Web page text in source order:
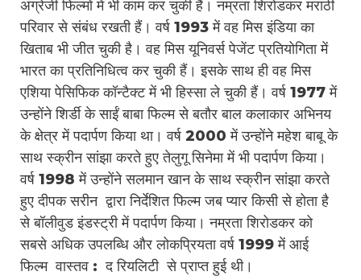
अंग्रेजी फिल्मों में भी काम कर चुकी हैं। नम्रता शिरोडकर मराठी
परिवार से संबंध रखती हैं। वर्ष 1993 में वह मिस इंडिया का
खिताब भी जीत चुकी है। वह मिस यूनिवर्स पेजेंट प्रतियोगिता में
भारत का प्रतिनिधित्व कर चुकी हैं। इसके साथ ही वह मिस
एशिया पेसिफिक कॉन्टैक्ट में भी हिस्सा ले चुकी हैं। वर्ष 1977 में
उन्होंने शिर्डी के साईं बाबा फिल्म से बतौर बाल कलाकार अभिनय
के क्षेत्र में पदार्पण किया था। वर्ष 2000 में उन्होंने महेश बाबू के
साथ स्क्रीन सांझा करते हुए तेलुगू सिनेमा में भी पदार्पण किया।
वर्ष 1998 में उन्होंने सलमान खान के साथ स्क्रीन सांझा करते
हुए दीपक सरीन द्वारा निर्देशित फिल्म जब प्यार किसी से होता है
से बॉलीवुड इंडस्ट्री में पदार्पण किया। नम्रता शिरोडकर को
सबसे अधिक उपलब्धि और लोकप्रियता वर्ष 1999 में आई
फिल्म वास्तव : द रियलिटी से प्राप्त हुई थी।